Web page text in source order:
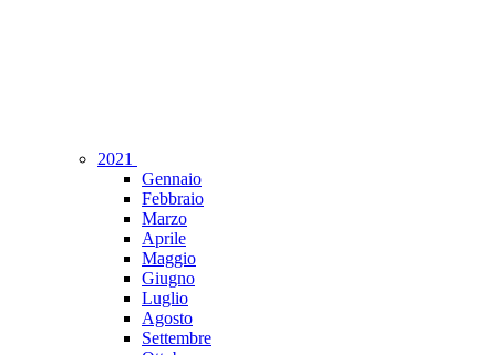
2021
Gennaio
Febbraio
Marzo
Aprile
Maggio
Giugno
Luglio
Agosto
Settembre